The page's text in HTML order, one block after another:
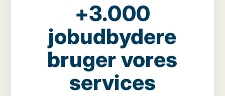
+3.000
jobudbydere
bruger vores
services